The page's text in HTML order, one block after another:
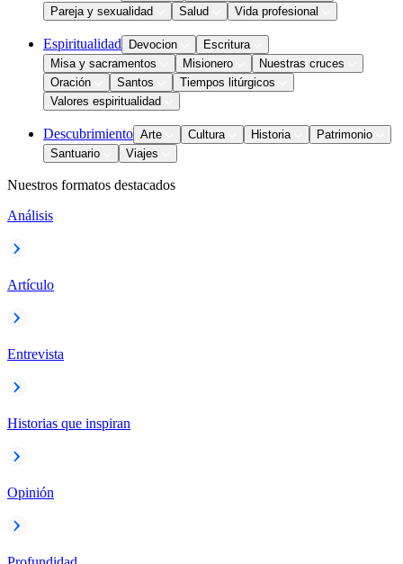
Pareja y sexualidad
Salud Vida profesional
Espiritualidad Devocion
Escritura
Misa y sacramentos
Misionero
Nuestras cruces
Oración
Santos
Tiempos litúrgicos
Valores espiritualidad
Descubrimiento Arte Cultura Historia
Patrimonio
Santuario
Viajes
Nuestros formatos destacados
Análisis
Artículo
Entrevista
Historias que inspiran
Opinión